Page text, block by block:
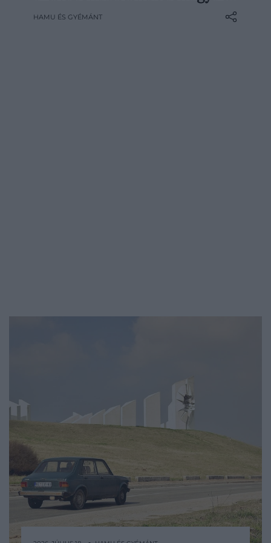
több mint 25 éve épülő magyar márka
HAMU ÉS GYÉMÁNT